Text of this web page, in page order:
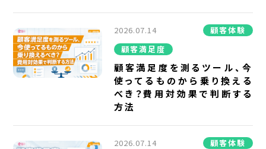
2026.07.14
顧客体験
顧客満足度
顧客満足度を測るツール、今
使ってるものから乗り換える
べき？費用対効果で判断する
方法
2026.07.14
顧客体験